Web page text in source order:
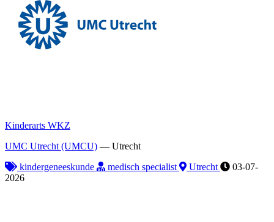
Kinderarts WKZ
UMC Utrecht (UMCU) — Utrecht
kindergeneeskunde
medisch specialist Utrecht
03-07-
2026